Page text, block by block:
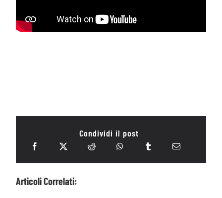
Condividi il post
Articoli Correlati: